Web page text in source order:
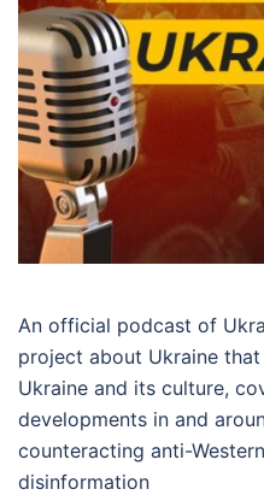
An official podcast of
project about Ukraine
Ukraine and its culture,
developments in and
counteracting anti-
disinformation